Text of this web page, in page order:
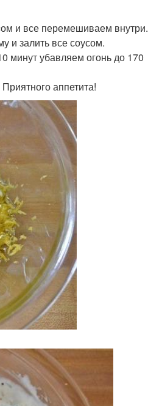
и все перемешиваем внутри.
и залить все соусом.
минут убавляем огонь до 170
аппетита!